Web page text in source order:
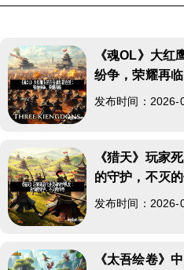
《魂OL》大红
纷争，荣耀再临
发布时间：
《猎天》玩家
的守护，不灭
发布时间：
《太吾绘卷》